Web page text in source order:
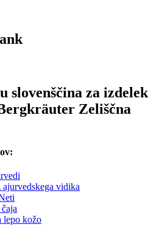
slovenščina za izdelek
Zeliščna
vidika
lepo kožo